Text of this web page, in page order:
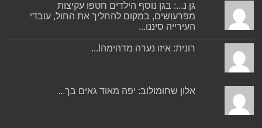
גן נ...: בגן נוסף הילדים חטפו עקיצות
מפרעושים, במקום להחליך את החול, עובדי
העירייה סיננו...
רונית: איזו נערה מדהימה!...
אלון שחומולוב: יפה מאוד גאים בך...